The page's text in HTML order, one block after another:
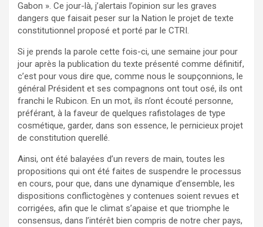
Gabon ». Ce jour-là, j’alertais l’opinion sur les graves
dangers que faisait peser sur la Nation le projet de texte
constitutionnel proposé et porté par le CTRI.
Si je prends la parole cette fois-ci, une semaine jour pour
jour après la publication du texte présenté comme définitif,
c’est pour vous dire que, comme nous le soupçonnions, le
général Président et ses compagnons ont tout osé, ils ont
franchi le Rubicon. En un mot, ils n’ont écouté personne,
préférant, à la faveur de quelques rafistolages de type
cosmétique, garder, dans son essence, le pernicieux projet
de constitution querellé.
Ainsi, ont été balayées d’un revers de main, toutes les
propositions qui ont été faites de suspendre le processus
en cours, pour que, dans une dynamique d’ensemble, les
dispositions conflictogènes y contenues soient revues et
corrigées, afin que le climat s’apaise et que triomphe le
consensus, dans l’intérêt bien compris de notre cher pays,